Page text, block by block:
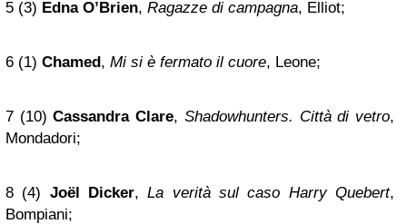
5 (3) Edna O’Brien, Ragazze di campagna, Elliot;
6 (1) Chamed, Mi si è fermato il cuore, Leone;
7 (10)Cassandra Clare, Shadowhunters. Città di vetro,
Mondadori;
8 (4) Joël Dicker,La verità sul caso Harry Quebert,
Bompiani;